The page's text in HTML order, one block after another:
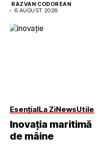
RAZVAN CODOREAN
6 AUGUST 2026
EsențialLa ZiNewsUtile
Inovația maritimă
de mâine